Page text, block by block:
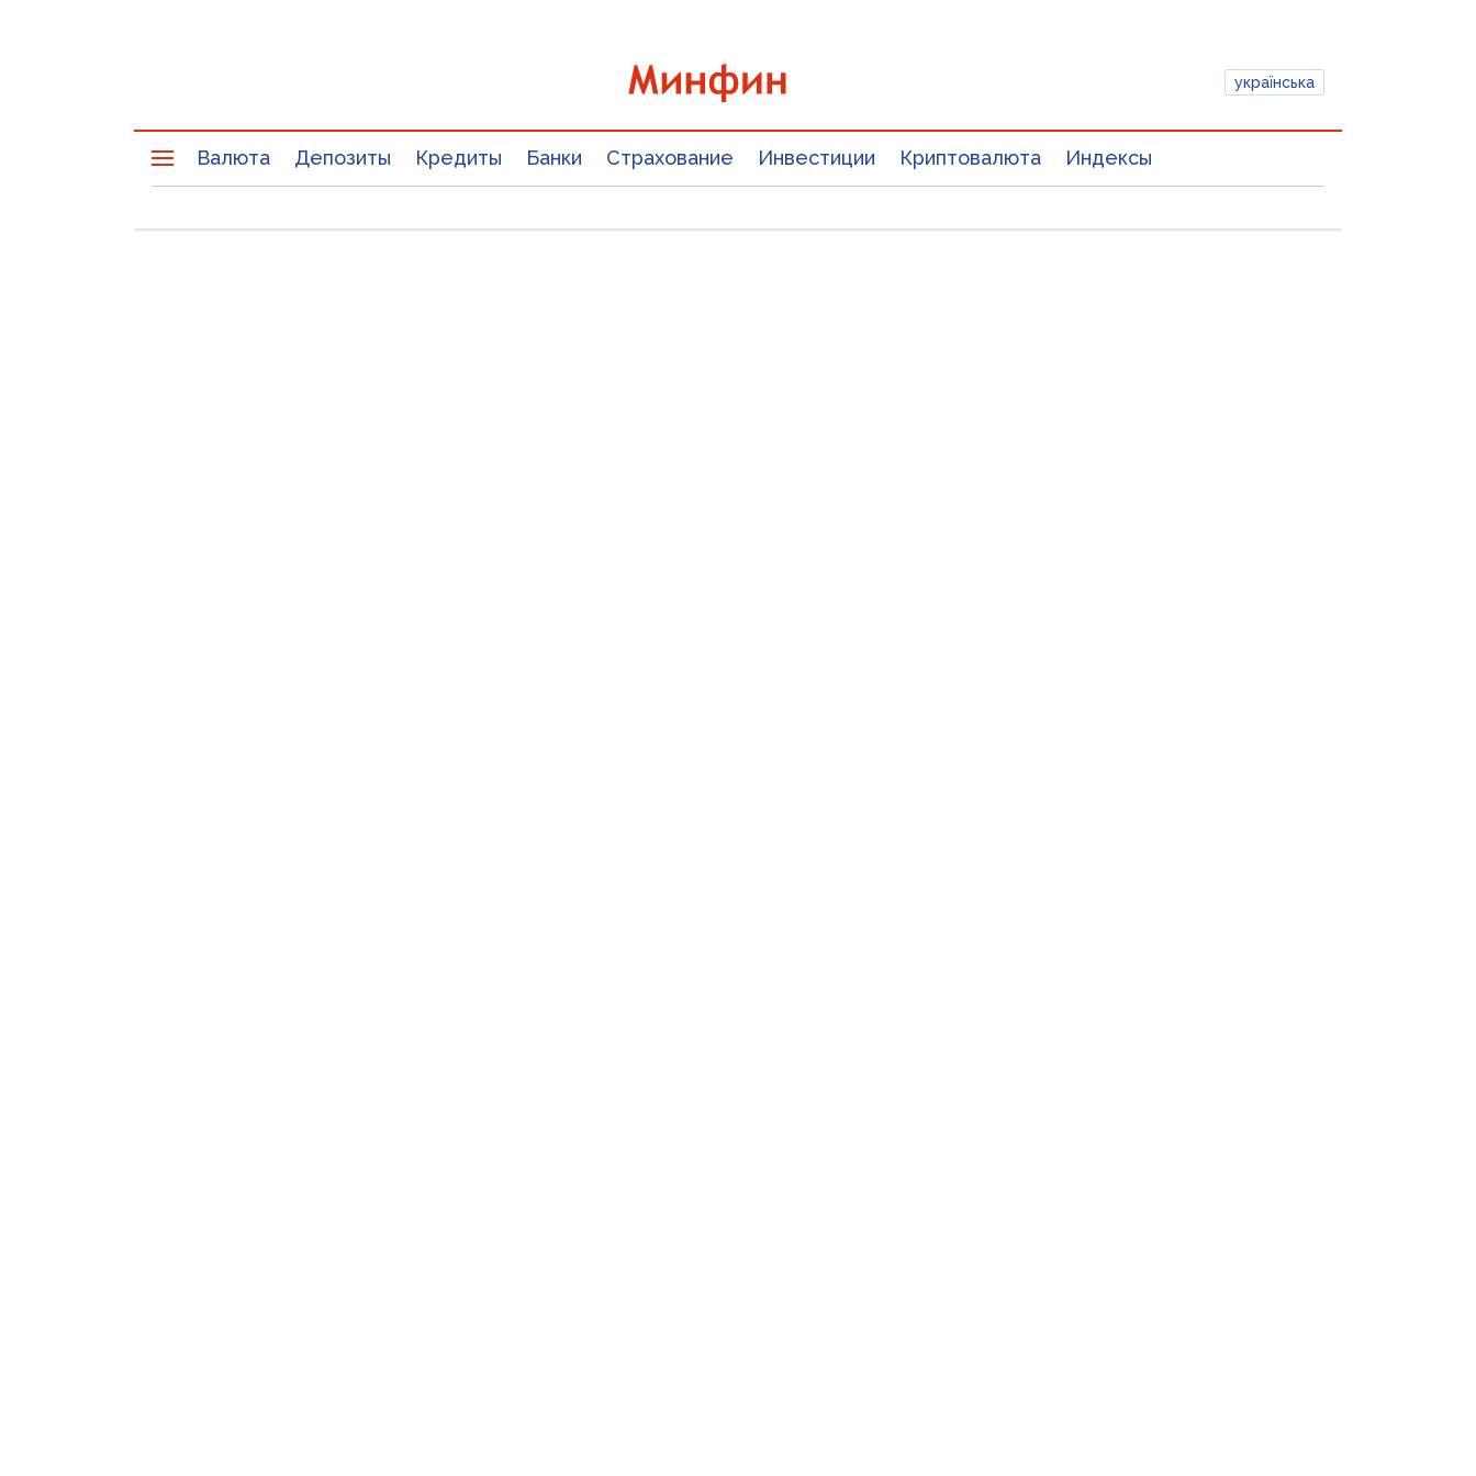
українська
Валюта Депозиты Кредиты Банки Страхование Инвестиции Криптовалюта Индексы